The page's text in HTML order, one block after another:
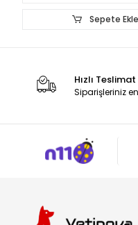
Sepete
Hızlı Teslimat
Siparişleriniz